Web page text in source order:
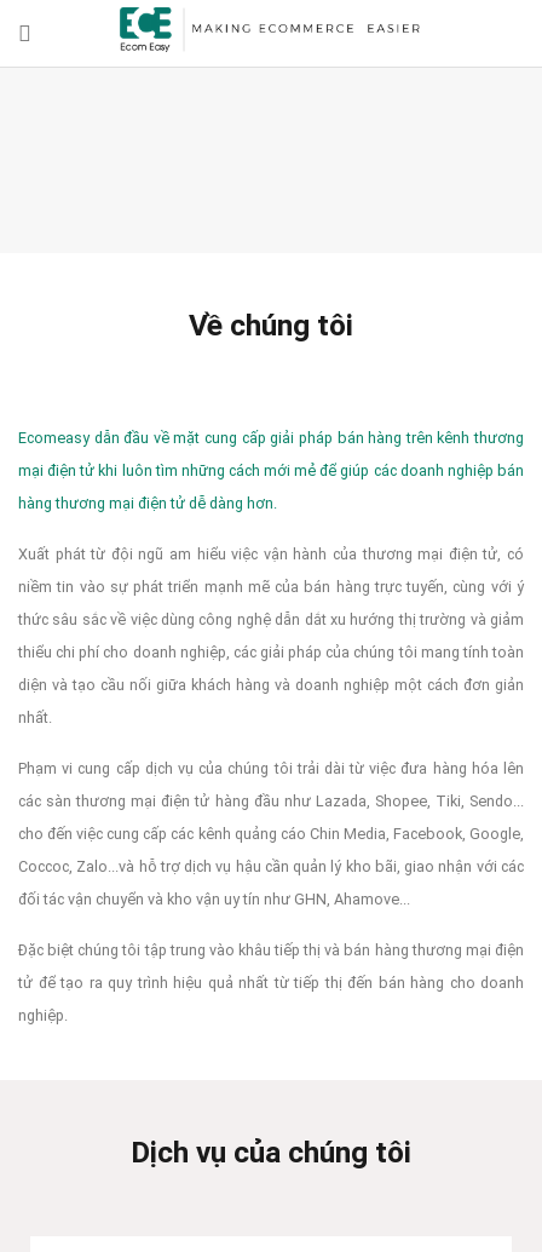
Về chúng tôi
Ecomeasy dẫn đầu về mặt cung cấp giải pháp bán hàng trên kênh thương
mại điện tử khi luôn tìm những cách mới mẻ để giúp các doanh nghiệp bán
hàng thương mại điện tử dễ dàng hơn.
Xuất phát từ đội ngũ am hiểu việc vận hành của thương mại điện tử, có
niềm tin vào sự phát triển mạnh mẽ của bán hàng trực tuyến, cùng với ý
thức sâu sắc về việc dùng công nghệ dẫn dắt xu hướng thị trường và giảm
thiểu chi phí cho doanh nghiệp, các giải pháp của chúng tôi mang tính toàn
diện và tạo cầu nối giữa khách hàng và doanh nghiệp một cách đơn giản
nhất.
Phạm vi cung cấp dịch vụ của chúng tôi trải dài từ việc đưa hàng hóa lên
các sàn thương mại điện tử hàng đầu như Lazada, Shopee, Tiki, Sendo...
cho đến việc cung cấp các kênh quảng cáo Chin Media, Facebook, Google,
Coccoc, Zalo...và hỗ trợ dịch vụ hậu cần quản lý kho bãi, giao nhận với các
đối tác vận chuyển và kho vận uy tín như GHN, Ahamove...
Đặc biệt chúng tôi tập trung vào khâu tiếp thị và bán hàng thương mại điện
tử để tạo ra quy trình hiệu quả nhất từ tiếp thị đến bán hàng cho doanh
nghiệp.
Dịch vụ của chúng tôi